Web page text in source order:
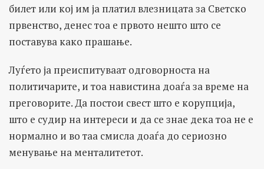
билет или кој им ја платил влезницата за Светско
првенство, денес тоа е првото нешто што се
поставува како прашање.
Луѓето ја преиспитуваат одговорноста на
политичарите, и тоа навистина доаѓа за време на
преговорите. Да постои свест што е корупција,
што е судир на интереси и да се знае дека тоа не е
нормално и во таа смисла доаѓа до сериозно
менување на менталитетот.